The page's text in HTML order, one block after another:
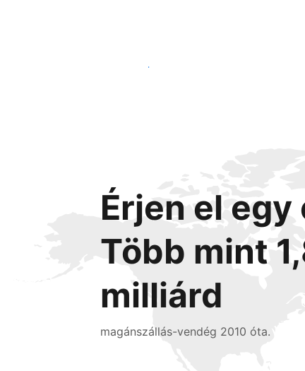
Vágjon bele még ma
Érjen el
Több mint
milliárd
magánszállás-vendég 2010 óta.